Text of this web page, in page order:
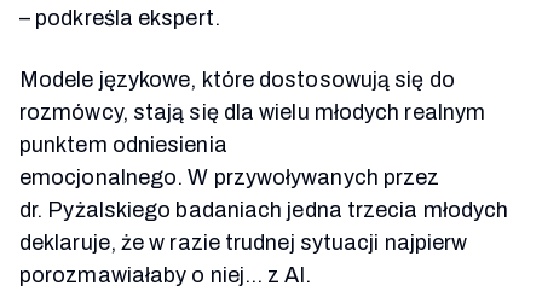
– podkreśla ekspert.
Modele językowe, które dostosowują się do
rozmówcy, stają się dla wielu młodych realnym
punktem odniesienia
emocjonalnego. W przywoływanych przez
dr. Pyżalskiego badaniach jedna trzecia młodych
deklaruje, że w razie trudnej sytuacji najpierw
porozmawiałaby o niej… z AI.